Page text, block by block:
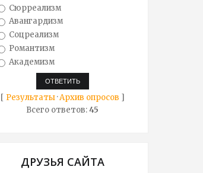
Сюрреализм
Авангардизм
Соцреализм
Романтизм
Академизм
[ Результаты·Архив опросов ]
Всего ответов:45
ДРУЗЬЯ САЙТА